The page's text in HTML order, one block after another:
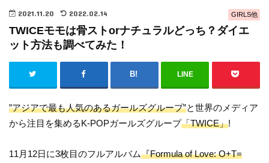
GIRLS他
2021.11.20 2022.02.14
TWICEモモは骨ストorナチュラルどっち？ダイエ
ット方法も調べてみた！
LINE
”アジアで最も人気のあるガールズグループ”と世界のメディア
から注目を集めるK-POPガールズグループ「TWICE」!
11月12日に3枚目のフルアルバム『Formula of Love: O+T=